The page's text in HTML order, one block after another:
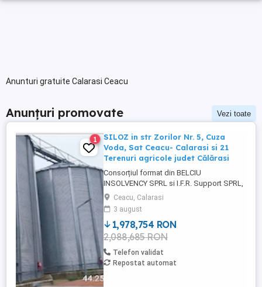
Anunturi gratuite Calarasi Ceacu
Anunțuri promovate Vezi toate
1
SILOZ in str Zorilor Nr. 5, Cuza
Voda, Sat Ceacu- Calarasi si 21
Terenuri agricole judet Călărasi
Consorțiul format din BELCIU
INSOLVENCY SPRL si I.F.R. Support SPRL,
VINDE LA LICITATIE PUBLICA 1. Proprietate
imobiliara industriala agricola- SILOZ
depozitare cereale, silozuri cereale,cantar,
container, situata in Comuna Cuza Voda,
Sat Ceacu, Strada Zorilor Nr. 5, Judetul
Calarasi, la pretul de ...
Ceacu, Calarasi
3 august
1,978,754 RON
2,088,685 RON
Telefon validat
Repostat automat